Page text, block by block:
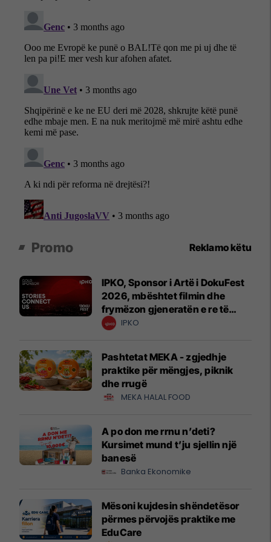
Promo Reklamo këtu
IPKO, Sponsor i Artë i DokuFest
2026, mbështet filmin dhe
frymëzon gjeneratën e re të
krijuesve
IPKO
Pashtetat MEKA - zgjedhje
praktike për mëngjes, piknik
dhe rrugë
MEKA HALAL FOOD
A po don me rrnu n’deti?
Kursimet mund t’ju sjellin një
banesë
Banka Ekonomike
Mësoni kujdesin shëndetësor
përmes përvojës praktike me
EduCare